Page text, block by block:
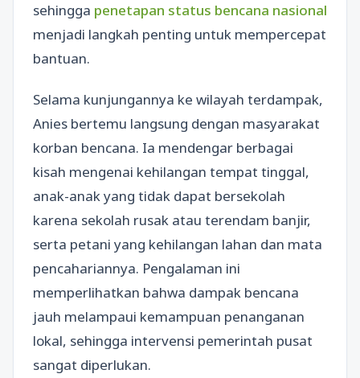
sehingga penetapan status bencana nasional
menjadi langkah penting untuk mempercepat
bantuan.
Selama kunjungannya ke wilayah terdampak,
Anies bertemu langsung dengan masyarakat
korban bencana. Ia mendengar berbagai
kisah mengenai kehilangan tempat tinggal,
anak-anak yang tidak dapat bersekolah
karena sekolah rusak atau terendam banjir,
serta petani yang kehilangan lahan dan mata
pencahariannya. Pengalaman ini
memperlihatkan bahwa dampak bencana
jauh melampaui kemampuan penanganan
lokal, sehingga intervensi pemerintah pusat
sangat diperlukan.